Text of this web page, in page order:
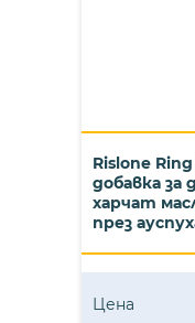
Rislone Ring
добавка
харчат
през
Цена